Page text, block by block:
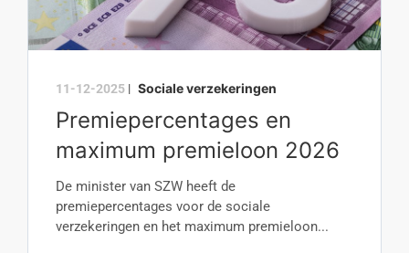
11-12-2025 | Sociale verzekeringen
Premiepercentages en
maximum premieloon 2026
De minister van SZW heeft de
premiepercentages voor de sociale
verzekeringen en het maximum premieloon...